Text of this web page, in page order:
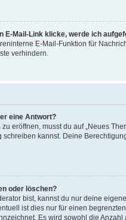
E-Mail-Link klicke, werde ich
E-Mail-Funktion für
verhindern.
eine Antwort?
eröffnen, musst du auf „Neues
kannst. Deine
oder löschen?
bist, kannst du nur deine
ist dies nur für einen
Es wird sowohl die